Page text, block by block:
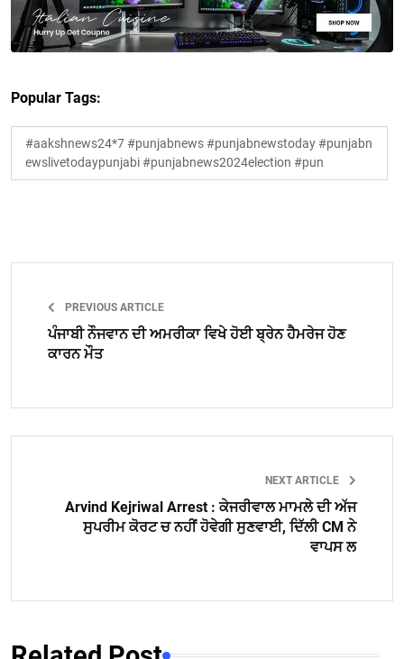
Popular Tags:
#aakshnews24*7 #punjabnews #punjabnewstoday #punjabn
ewslivetodaypunjabi #punjabnews2024election #pun
PREVIOUS ARTICLE
ਪੰਜਾਬੀ ਨੌਜਵਾਨ ਦੀ ਅਮਰੀਕਾ ਵਿਖੇ ਹੋਈ ਬ੍ਰੇਨ ਹੈਮਰੇਜ ਹੋਣ
ਕਾਰਨ ਮੌਤ
NEXT ARTICLE
Arvind Kejriwal Arrest : ਕੇਜਰੀਵਾਲ ਮਾਮਲੇ ਦੀ ਅੱਜ
ਸੁਪਰੀਮ ਕੋਰਟ ਚ ਨਹੀਂ ਹੋਵੇਗੀ ਸੁਣਵਾਈ, ਦਿੱਲੀ CM ਨੇ
ਵਾਪਸ ਲ